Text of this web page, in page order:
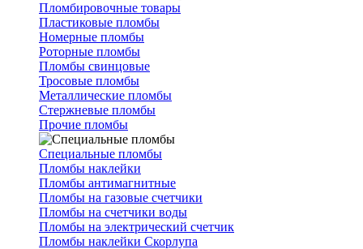
Пломбировочные товары
Пластиковые пломбы
Номерные пломбы
Роторные пломбы
Пломбы свинцовые
Тросовые пломбы
Металлические пломбы
Стержневые пломбы
Прочие пломбы
Специальные пломбы
Пломбы наклейки
Пломбы антимагнитные
Пломбы на газовые счетчики
Пломбы на счетчики воды
Пломбы на электрический счетчик
Пломбы наклейки Скорлупа